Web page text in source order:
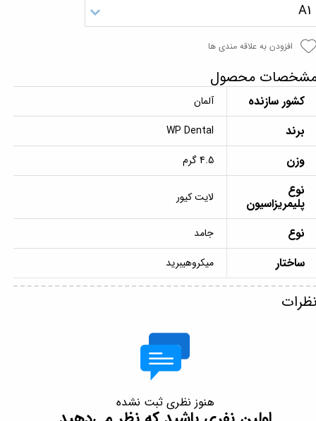
A1
افزودن به علاقه مندی ها
محصول
کشور سازنده آلمان
برند WP Dental
وزن 4.5 گرم
نوع
پلیمریزاسیون لایت کیور
نوع جامد
ساختار میکروهیبرید
هنوز نظری ثبت نشده